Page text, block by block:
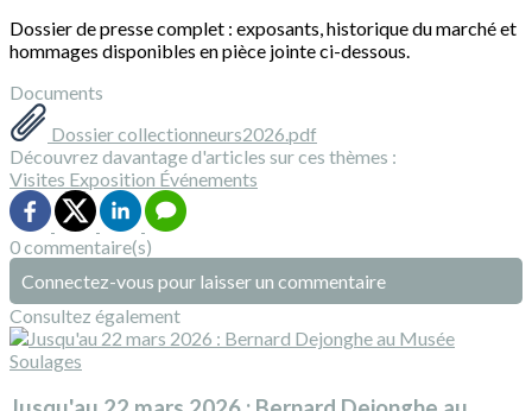
Dossier de presse complet : exposants, historique du marché et
hommages disponibles en pièce jointe ci-dessous.
Documents
Dossier collectionneurs2026.pdf
Découvrez davantage d'articles sur ces thèmes :
Visites Exposition Événements
0 commentaire(s)
Connectez-vous pour laisser un commentaire
Consultez également